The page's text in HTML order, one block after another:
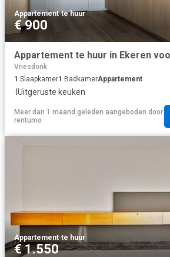
Appartement·te huur
€ 900
Vriesdonk
1 Slaapkamer1 BadkamerAppartement
· IUitgeruste keuken
Meer dan 1 maand geleden aangeboden door
rentumo
Appartement·te huur
€ 1.550